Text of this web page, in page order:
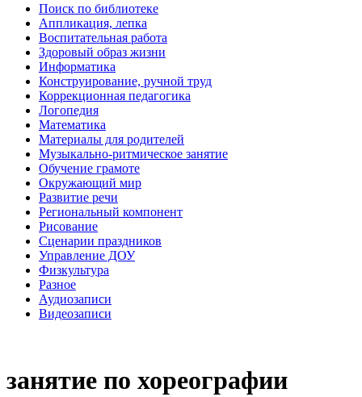
Поиск по библиотеке
Аппликация, лепка
Воспитательная работа
Здоровый образ жизни
Информатика
Конструирование, ручной труд
Коррекционная педагогика
Логопедия
Математика
Материалы для родителей
Музыкально-ритмическое занятие
Обучение грамоте
Окружающий мир
Развитие речи
Региональный компонент
Рисование
Сценарии праздников
Управление ДОУ
Физкультура
Разное
Аудиозаписи
Видеозаписи
занятие по хореографии